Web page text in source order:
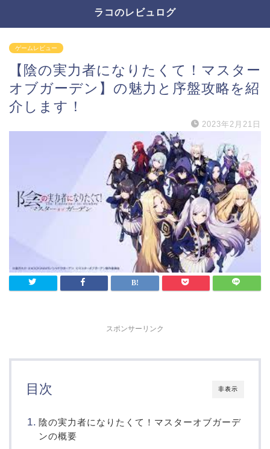
ラコのレビュログ
ゲームレビュー
【陰の実力者になりたくて！マスター
オブガーデン】の魅力と序盤攻略を紹
介します！
2023年2月21日
スポンサーリンク
非表示
目次
陰の実力者になりたくて！マスターオブガーデ
ンの概要